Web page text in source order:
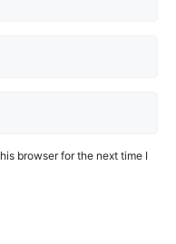
browser for the next time I